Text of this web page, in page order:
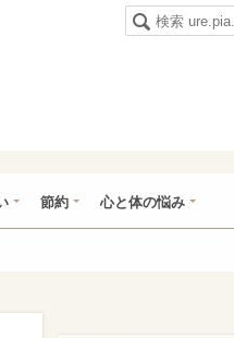
節約 心と体の悩み